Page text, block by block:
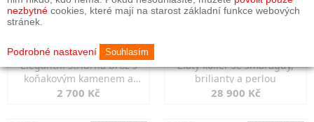
Elegantní stříbrná brož s
koňakovým kamenem a
markazity
2 700 Kč
Zlatý kolier se smaragdy,
brilianty a perlou
28 900 Kč
nezbytné cookies, které mají na starost základní funkce webových
stránek.
Podrobné nastavení Souhlasím